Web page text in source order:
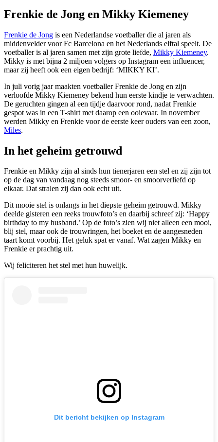
Frenkie de Jong en Mikky Kiemeney
Frenkie de Jong is een Nederlandse voetballer die al jaren als
middenvelder voor Fc Barcelona en het Nederlands elftal speelt. De
voetballer is al jaren samen met zijn grote liefde, Mikky Kiemeney.
Mikky is met bijna 2 miljoen volgers op Instagram een influencer,
maar zij heeft ook een eigen bedrijf: ‘MIKKY KI’.
In juli vorig jaar maakten voetballer Frenkie de Jong en zijn
verloofde Mikky Kiemeney bekend hun eerste kindje te verwachten.
De geruchten gingen al een tijdje daarvoor rond, nadat Frenkie
gespot was in een T-shirt met daarop een ooievaar. In november
werden Mikky en Frenkie voor de eerste keer ouders van een zoon,
Miles.
In het geheim getrouwd
Frenkie en Mikky zijn al sinds hun tienerjaren een stel en zij zijn tot
op de dag van vandaag nog steeds smoor- en smoorverliefd op
elkaar. Dat stralen zij dan ook echt uit.
Dit mooie stel is onlangs in het diepste geheim getrouwd. Mikky
deelde gisteren een reeks trouwfoto’s en daarbij schreef zij: ‘Happy
birthday to my husband.’ Op de foto’s zien wij niet alleen een mooi,
blij stel, maar ook de trouwringen, het boeket en de aangesneden
taart komt voorbij. Het geluk spat er vanaf. Wat zagen Mikky en
Frenkie er prachtig uit.
Wij feliciteren het stel met hun huwelijk.
Dit bericht bekijken op Instagram